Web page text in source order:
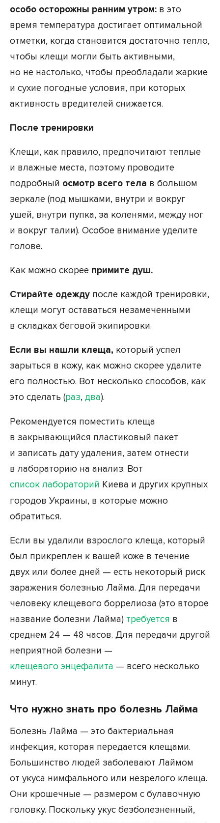
особо осторожны ранним утром: в это
время температура достигает оптимальной
отметки, когда становится достаточно тепло,
чтобы клещи могли быть активными,
но не настолько, чтобы преобладали жаркие
и сухие погодные условия, при которых
активность вредителей снижается.
После тренировки
Клещи, как правило, предпочитают теплые
и влажные места, поэтому проводите
подробный осмотр всего тела в большом
зеркале (под мышками, внутри и вокруг
ушей, внутри пупка, за коленями, между ног
и вокруг талии). Особое внимание уделите
голове.
Как можно скорее примите душ.
Стирайте одежду после каждой тренировки,
клещи могут оставаться незамеченными
в складках беговой экипировки.
Если вы нашли клеща, который успел
зарыться в кожу, как можно скорее удалите
его полностью. Вот несколько способов, как
это сделать (раз, два).
Рекомендуется поместить клеща
в закрывающийся пластиковый пакет
и записать дату удаления, затем отнести
в лабораторию на анализ. Вот
список лабораторий Киева и других крупных
городов Украины, в которые можно
обратиться.
Если вы удалили взрослого клеща, который
был прикреплен к вашей коже в течение
двух или более дней — есть некоторый риск
заражения болезнью Лайма. Для передачи
человеку клещевого боррелиоза (это второе
название болезни Лайма) требуется в
среднем 24 — 48 часов. Для передачи другой
неприятной болезни —
клещевого энцефалита — всего несколько
минут.
Что нужно знать про болезнь Лайма
Болезнь Лайма — это бактериальная
инфекция, которая передается клещами.
Большинство людей заболевают Лаймом
от укуса нимфального или незрелого клеща.
Они крошечные — размером с булавочную
головку. Поскольку укус безболезненный,